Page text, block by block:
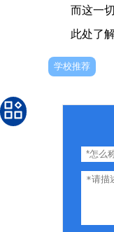
而这一
此处了
学校推荐